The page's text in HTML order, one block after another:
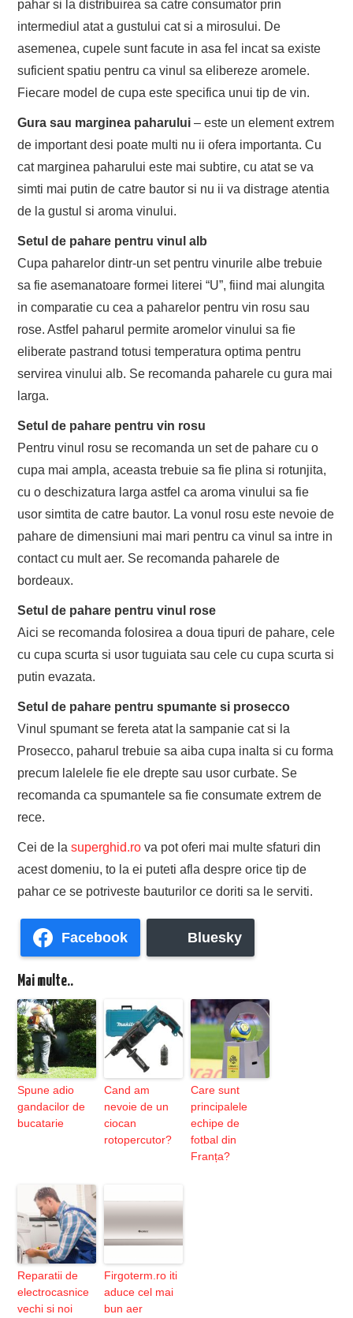
pahar si la distribuirea sa catre consumator prin
intermediul atat a gustului cat si a mirosului. De
asemenea, cupele sunt facute in asa fel incat sa existe
suficient spatiu pentru ca vinul sa elibereze aromele.
Fiecare model de cupa este specifica unui tip de vin.
Gura sau marginea paharului – este un element extrem
de important desi poate multi nu ii ofera importanta. Cu
cat marginea paharului este mai subtire, cu atat se va
simti mai putin de catre bautor si nu ii va distrage atentia
de la gustul si aroma vinului.
Setul de pahare pentru vinul alb
Cupa paharelor dintr-un set pentru vinurile albe trebuie
sa fie asemanatoare formei literei “U”, fiind mai alungita
in comparatie cu cea a paharelor pentru vin rosu sau
rose. Astfel paharul permite aromelor vinului sa fie
eliberate pastrand totusi temperatura optima pentru
servirea vinului alb. Se recomanda paharele cu gura mai
larga.
Setul de pahare pentru vin rosu
Pentru vinul rosu se recomanda un set de pahare cu o
cupa mai ampla, aceasta trebuie sa fie plina si rotunjita,
cu o deschizatura larga astfel ca aroma vinului sa fie
usor simtita de catre bautor. La vonul rosu este nevoie de
pahare de dimensiuni mai mari pentru ca vinul sa intre in
contact cu mult aer. Se recomanda paharele de
bordeaux.
Setul de pahare pentru vinul rose
Aici se recomanda folosirea a doua tipuri de pahare, cele
cu cupa scurta si usor tuguiata sau cele cu cupa scurta si
putin evazata.
Setul de pahare pentru spumante si prosecco
Vinul spumant se fereta atat la sampanie cat si la
Prosecco, paharul trebuie sa aiba cupa inalta si cu forma
precum lalelele fie ele drepte sau usor curbate. Se
recomanda ca spumantele sa fie consumate extrem de
rece.
Cei de lasuperghid.ro va pot oferi mai multe sfaturi din
acest domeniu, to la ei puteti afla despre orice tip de
pahar ce se potriveste bauturilor ce doriti sa le serviti.
Facebook Bluesky
Mai multe..
Spune adio
gandacilor de
bucatarie
Cand am
nevoie de un
ciocan
rotopercutor?
Care sunt
principalele
echipe de
fotbal din
Franța?
Reparatii de
electrocasnice
vechi si noi
Firgoterm.ro iti
aduce cel mai
bun aer